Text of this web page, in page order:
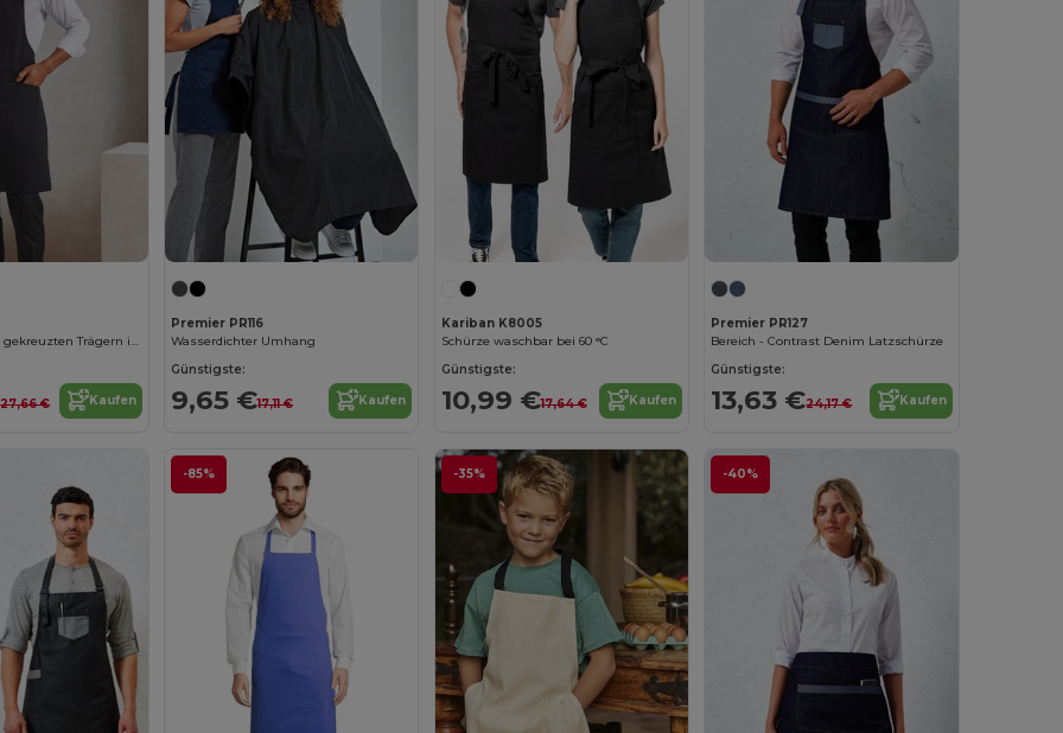
Latzschürze mit gekreuzten Trägern im Rücken CLIP 'N' CLASP
27,66 € Kaufen
Premier PR116
Wasserdichter Umhang
Günstigste:
9,65 €17,11 € Kaufen
Kariban K8005
Schürze waschbar bei 60 °C
Günstigste:
10,99 €17,64 € Kaufen
Premier PR127
Bereich - Contrast Denim Latzschürze
Günstigste:
13,63 €24,17 € Kaufen
-85% -35% -40%